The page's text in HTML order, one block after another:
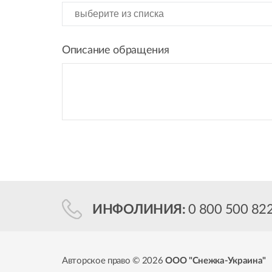
Описание обращения
ИНФОЛИНИЯ: 0 800 500
Авторское право © 2026ООО "Снежка-Украина"